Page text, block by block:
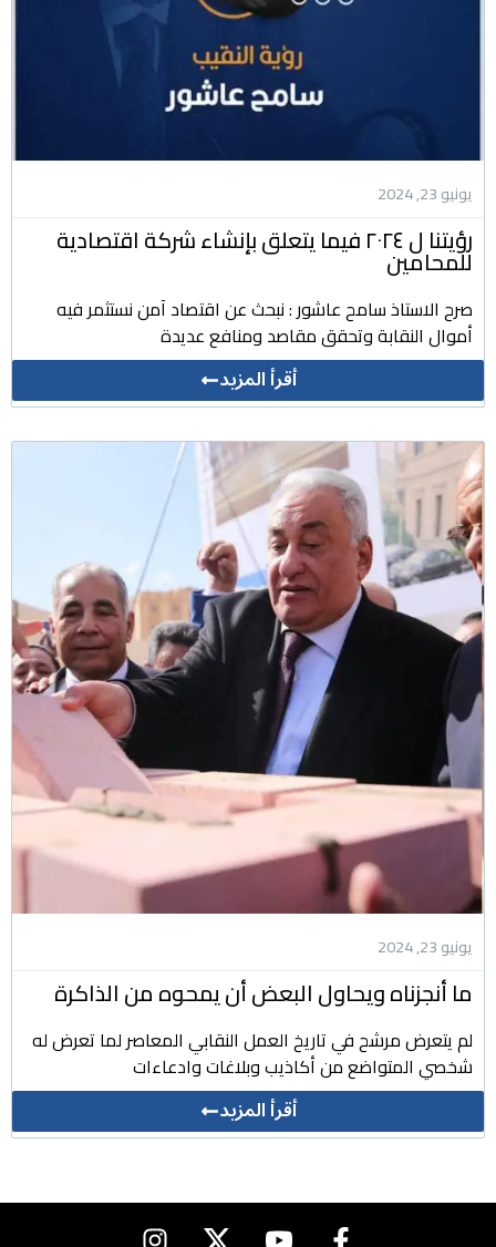
يونيو 23, 2024
رؤيتنا ل ٢٠٢٤ فيما يتعلق بإنشاء شركة اقتصادية
للمحامين
صرح الاستاذ سامح عاشور : نبحث عن اقتصاد آمن نستثمر فيه
أموال النقابة وتحقق مقاصد ومنافع عديدة
أقرأ المزيد
يونيو 23, 2024
ما أنجزناه ويحاول البعض أن يمحوه من الذاكرة
لم يتعرض مرشح في تاريخ العمل النقابي المعاصر لما تعرض له
شخصي المتواضع من أكاذيب وبلاغات وادعاءات
أقرأ المزيد